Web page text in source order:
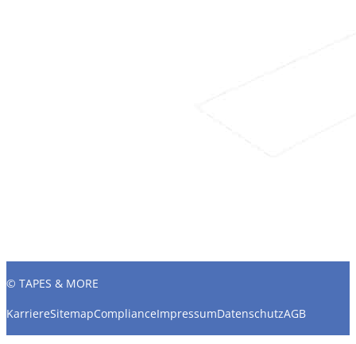
© TAPES & MORE
KarriereSitemapComplianceImpressumDatenschutzAGB